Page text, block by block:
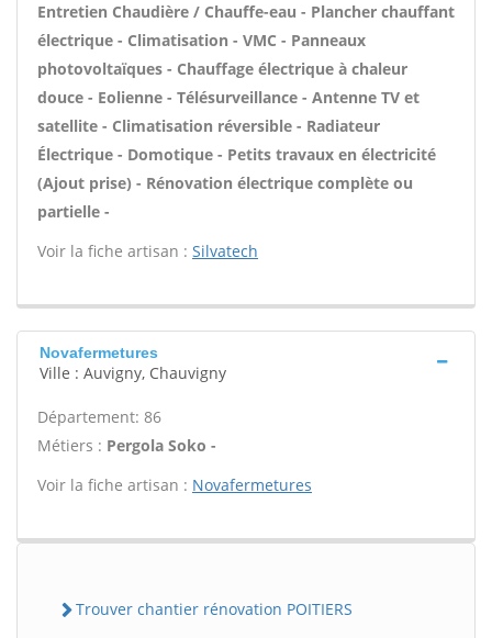
Entretien Chaudière / Chauffe-eau - Plancher chauffant
électrique - Climatisation - VMC - Panneaux
photovoltaïques - Chauffage électrique à chaleur
douce - Eolienne - Télésurveillance - Antenne TV et
satellite - Climatisation réversible - Radiateur
Électrique - Domotique - Petits travaux en électricité
(Ajout prise) - Rénovation électrique complète ou
partielle -
Voir la fiche artisan : Silvatech
Novafermetures
Ville : Auvigny, Chauvigny
Département: 86
Métiers : Pergola Soko -
Voir la fiche artisan : Novafermetures
Trouver chantier rénovation POITIERS